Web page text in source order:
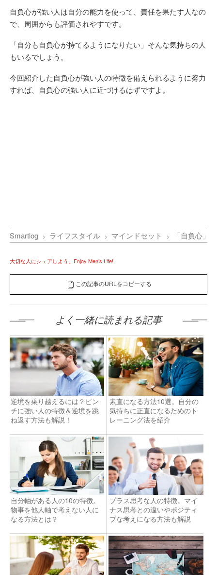
自負心が強い人は自分の能力を使って、責任を果たす人なの
で、周囲からも評価されやすです。
「自分も自負心が持てるようになりたい」そんな気持ちの人
もいるでしょう。
今回紹介した自負心が強い人の特徴を備えられるように努力
すれば、自負心の強い人に近づけるはずですよ。
Smartlog ライフスタイル マインドセット 「自負心」
大切な人にシェアしよう。Enjoy Men’s Life!
この記事のURLをコピーする
よく一緒に読まれる記事
逆境を乗り越えるには？ピン
チに強い人の特徴＆逆境を跳
ね返す方法も解説！
素直になる方法10選。自分の
気持ちに正直になるためのト
レーニング法を紹介
自分軸がある人の10の特徴。
物事を他人軸で考えない人に
なる方法とは？
プラス思考な人の特徴。マイ
ナス思考との違いやポジティ
ブな考えになる方法も解説